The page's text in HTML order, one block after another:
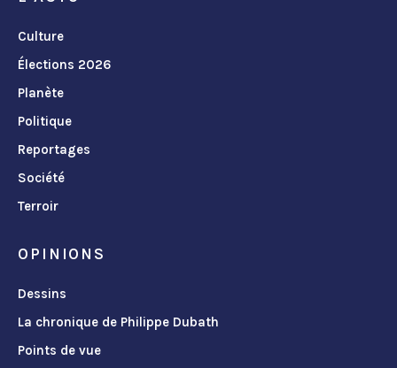
Culture
Élections 2026
Planète
Politique
Reportages
Société
Terroir
OPINIONS
Dessins
La chronique de Philippe Dubath
Points de vue